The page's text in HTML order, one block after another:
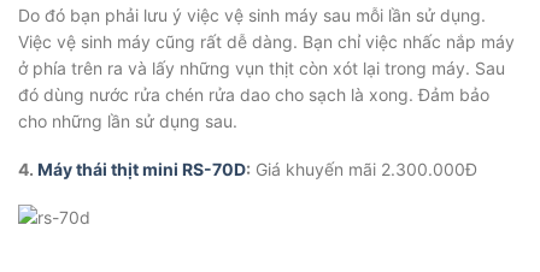
Do đó bạn phải lưu ý việc vệ sinh máy sau mỗi lần sử dụng.
Việc vệ sinh máy cũng rất dễ dàng. Bạn chỉ việc nhấc nắp máy
ở phía trên ra và lấy những vụn thịt còn xót lại trong máy. Sau
đó dùng nước rửa chén rửa dao cho sạch là xong. Đảm bảo
cho những lần sử dụng sau.
4. Máy thái thịt mini RS-70D: Giá khuyến mãi 2.300.000Đ